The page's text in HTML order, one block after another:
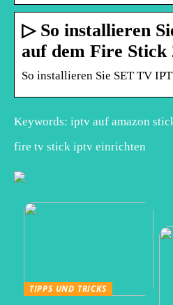
▷ So installieren
auf dem Fire Stick
So installieren Sie SET TV
Keywords: iptv auf amazon
fire tv stick iptv einrichten
TIPPS UND TRICKS